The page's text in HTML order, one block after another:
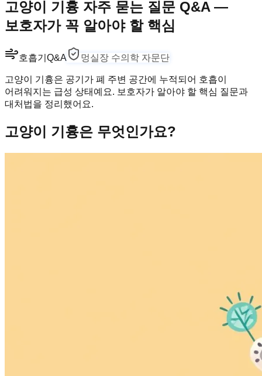
고양이 기흉 자주 묻는 질문 Q&A —
보호자가 꼭 알아야 할 핵심
호흡기 Q&A 멍실장 수의학 자문단
고양이 기흉은 공기가 폐 주변 공간에 누적되어 호흡이
어려워지는 급성 상태예요. 보호자가 알아야 할 핵심 질문과
대처법을 정리했어요.
고양이 기흉은 무엇인가요?